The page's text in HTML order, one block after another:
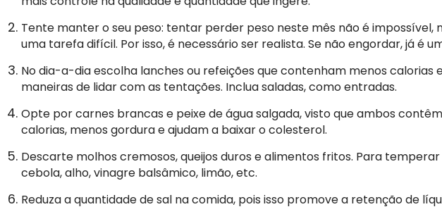
Tente manter o seu peso: tentar perder peso neste mês não é impossível,
uma tarefa difícil. Por isso, é necessário ser realista. Se não engordar, já é
No dia-a-dia escolha lanches ou refeições que contenham menos calorias
maneiras de lidar com as tentações. Inclua saladas, como entradas.
Opte por carnes brancas e peixe de água salgada, visto que ambos
calorias, menos gordura e ajudam a baixar o colesterol.
Descarte molhos cremosos, queijos duros e alimentos fritos. Para temperar
cebola, alho, vinagre balsâmico, limão, etc.
Reduza a quantidade de sal na comida, pois isso promove a retenção de